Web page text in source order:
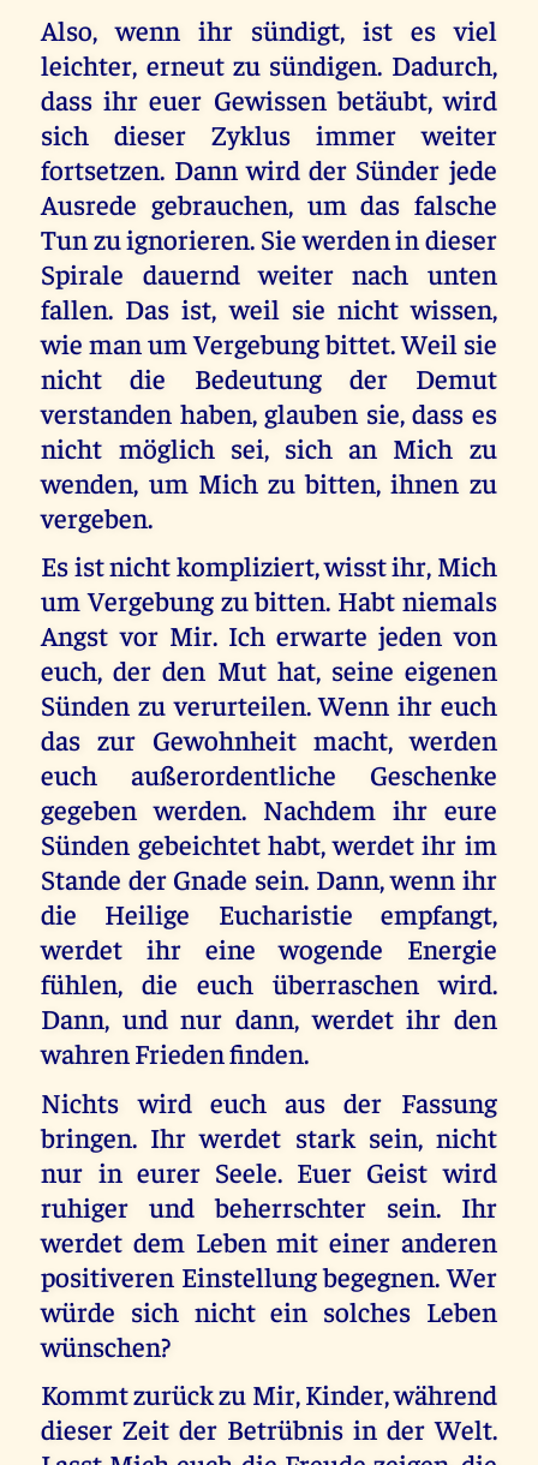
Also, wenn ihr sündigt, ist es viel
leichter, erneut zu sündigen. Dadurch,
dass ihr euer Gewissen betäubt, wird
sich dieser Zyklus immer weiter
fortsetzen. Dann wird der Sünder jede
Ausrede gebrauchen, um das falsche
Tun zu ignorieren. Sie werden in dieser
Spirale dauernd weiter nach unten
fallen. Das ist, weil sie nicht wissen,
wie man um Vergebung bittet. Weil sie
nicht die Bedeutung der Demut
verstanden haben, glauben sie, dass es
nicht möglich sei, sich an Mich zu
wenden, um Mich zu bitten, ihnen zu
vergeben.
Es ist nicht kompliziert, wisst ihr, Mich
um Vergebung zu bitten. Habt niemals
Angst vor Mir. Ich erwarte jeden von
euch, der den Mut hat, seine eigenen
Sünden zu verurteilen. Wenn ihr euch
das zur Gewohnheit macht, werden
euch außerordentliche Geschenke
gegeben werden. Nachdem ihr eure
Sünden gebeichtet habt, werdet ihr im
Stande der Gnade sein. Dann, wenn ihr
die Heilige Eucharistie empfangt,
werdet ihr eine wogende Energie
fühlen, die euch überraschen wird.
Dann, und nur dann, werdet ihr den
wahren Frieden finden.
Nichts wird euch aus der Fassung
bringen. Ihr werdet stark sein, nicht
nur in eurer Seele. Euer Geist wird
ruhiger und beherrschter sein. Ihr
werdet dem Leben mit einer anderen
positiveren Einstellung begegnen. Wer
würde sich nicht ein solches Leben
wünschen?
Kommt zurück zu Mir, Kinder, während
dieser Zeit der Betrübnis in der Welt.